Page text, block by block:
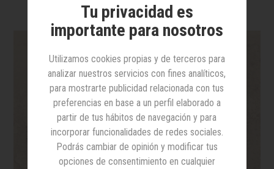
Tu privacidad es
importante para nosotros
Utilizamos cookies propias y de terceros para
analizar nuestros servicios con fines analíticos,
para mostrarte publicidad relacionada con tus
preferencias en base a un perfil elaborado a
partir de tus hábitos de navegación y para
incorporar funcionalidades de redes sociales.
Podrás cambiar de opinión y modificar tus
opciones de consentimiento en cualquier